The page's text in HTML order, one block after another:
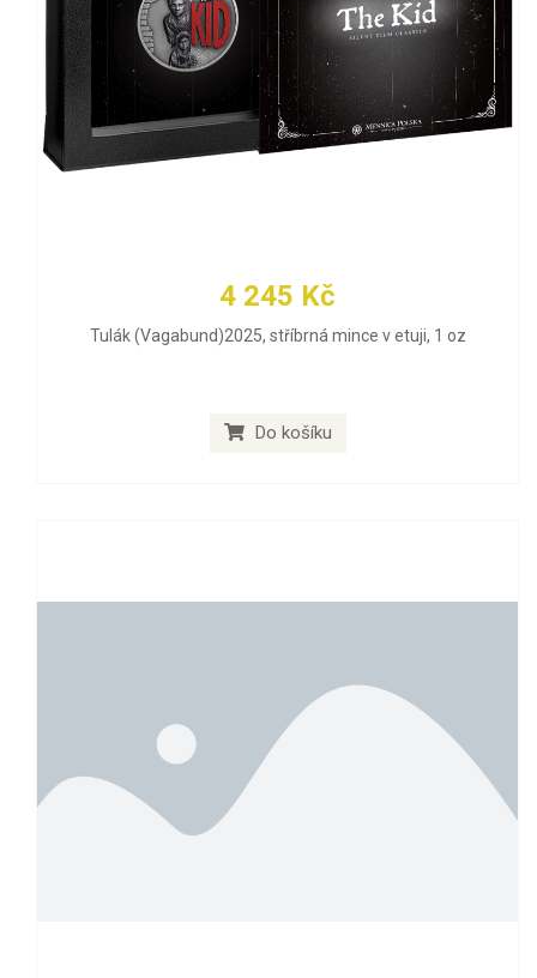
4 245 Kč
Tulák (Vagabund)2025, stříbrná mince v etuji, 1 oz
Do košíku